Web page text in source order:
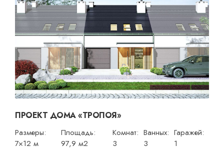
ПРОЕКТ ДОМА «ТРОПОЯ»
Размеры:
7×12 м
Площадь:
97,9 м2
Комнат:
3
Ванных:
3
Гаражей:
1